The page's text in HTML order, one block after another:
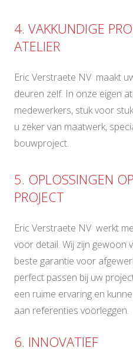
4. VAKKUNDIGE
ATELIER
Eric Verstraete NV maakt
deuren zelf. In onze eigen
medewerkers, stuk voor
u zeker van maatwerk,
bouwproject.
5. OPLOSSINGEN
PROJECT
Eric Verstraete NV werkt
voor detail. Wij zijn gewoon
beste garantie voor
perfect passen bij uw
een ruime ervaring en
aan referenties voorleggen.
6. INNOVATIEF